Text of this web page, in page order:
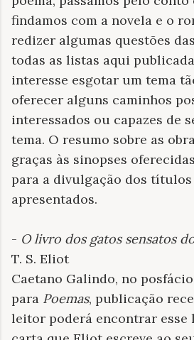
findamos com a novela e o
redizer algumas questões
todas as listas aqui
interesse esgotar um tema
oferecer alguns caminhos
interessados ou capazes de
tema. O resumo sobre as
graças às sinopses
para a divulgação dos
apresentados.
- O livro dos gatos sensatos
T. S. Eliot
Caetano Galindo, no
para Poemas, publicação
leitor poderá encontrar esse